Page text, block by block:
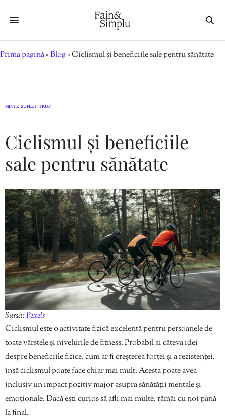
Prima pagină»Blog»Ciclismul și beneficiile sale pentru sănătate
MINTE SUFLET TRUP
Ciclismul și beneficiile
sale pentru sănătate
Sursa:Pexels
Ciclismul este o activitate fizică excelentă pentru persoanele de
toate vârstele și nivelurile de fitness. Probabil ai câteva idei
despre beneficiile fizice, cum ar fi creșterea forței și a rezistenței,
însă ciclismul poate face chiar mai mult. Acesta poate avea
inclusiv un impact pozitiv major asupra sănătății mentale și
emoționale. Dacă ești curios să afli mai multe, rămâi cu noi până
la final.